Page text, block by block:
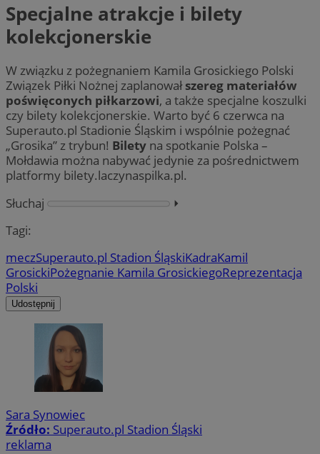
Specjalne atrakcje i bilety
kolekcjonerskie
W związku z pożegnaniem Kamila Grosickiego Polski
Związek Piłki Nożnej zaplanowałszereg materiałów
poświęconych piłkarzowi, a także specjalne koszulki
czy bilety kolekcjonerskie. Warto być 6 czerwca na
Superauto.pl Stadionie Śląskim i wspólnie pożegnać
„Grosika” z trybun! Bilety na spotkanie Polska –
Mołdawia można nabywać jedynie za pośrednictwem
platformy bilety.laczynaspilka.pl.
Słuchaj
⏵︎
Tagi:
meczSuperauto.pl Stadion ŚląskiKadraKamil
GrosickiPożegnanie Kamila GrosickiegoReprezentacja
Polski
Udostępnij
Sara Synowiec
Źródło: Superauto.pl Stadion Śląski
reklama